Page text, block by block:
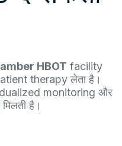
HBOT facility
therapy लेता है।
monitoring और
है।